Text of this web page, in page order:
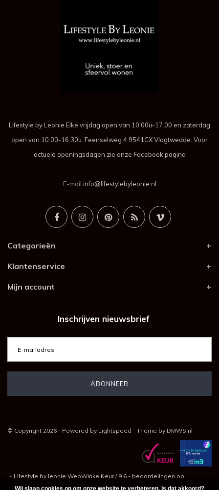
Lifestyle by Leonie Elke vrijdag open van 10.00u-17.00 en zaterdag
open van 10.00-16.30u. Feenselweg 4 9541CX Vlagtwedde. Voor
actuele openingsdagen zie onze Facebook pagina
E-mail info@lifestylebyleonie.nl
Categorieën
Klantenservice
Mijn account
Inschrijven nieuwsbrief
© Copyright 2026 - Powered by Lightspeed - Theme by DMWS.nl
- Lifestyle by leonie WebWinkelKeur/ 9.6 - beoordelingen op
Wij slaan cookies op om onze website te verbeteren. Is dat akkoord?